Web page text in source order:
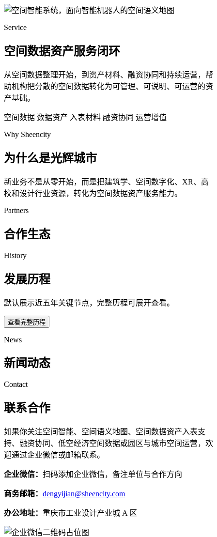
Service
空间数据资产服务闭环
从空间数据整理开始，到资产材料、融资协同和持续运营，帮
助机构把分散的空间数据转化为可管理、可说明、可运营的资
产基础。
空间数据 数据资产 入表材料 融资协同 运营增值
Why Sheencity
为什么是光辉城市
新业务不是从零开始，而是把建筑学、空间数字化、XR、高
校和设计行业资源，转化为空间数据资产服务能力。
Partners
合作生态
History
发展历程
默认展示近五年关键节点，完整历程可展开查看。
查看完整历程
News
新闻动态
Contact
联系合作
如果你关注空间智能、空间语义地图、空间数据资产入表支
持、融资协同、低空经济空间数据或园区与城市空间运营，欢
迎通过企业微信或邮箱联系。
企业微信： 扫码添加企业微信，备注单位与合作方向
商务邮箱： dengyijian@sheencity.com
办公地址： 重庆市工业设计产业城 A 区